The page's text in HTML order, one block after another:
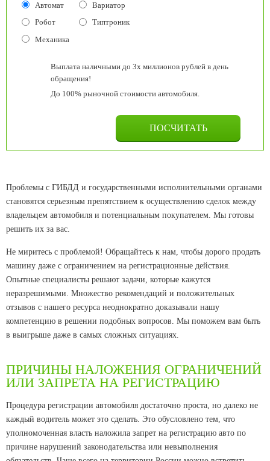
Автомат
Вариатор
Робот
Типтроник
Механика
Выплата наличными до 3х миллионов рублей в день
обращения!
До 100% рыночной стоимости автомобиля.
Проблемы с ГИБДД и государственными исполнительными органами
становятся серьезным препятствием к осуществлению сделок между
владельцем автомобиля и потенциальным покупателем. Мы готовы
решить их за вас.
Не миритесь с проблемой! Обращайтесь к нам, чтобы дорого продать
машину даже с ограничением на регистрационные действия.
Опытные специалисты решают задачи, которые кажутся
неразрешимыми. Множество рекомендаций и положительных
отзывов с нашего ресурса неоднократно доказывали нашу
компетенцию в решении подобных вопросов. Мы поможем вам быть
в выигрыше даже в самых сложных ситуациях.
ПРИЧИНЫ НАЛОЖЕНИЯ ОГРАНИЧЕНИЙ
ИЛИ ЗАПРЕТА НА РЕГИСТРАЦИЮ
Процедура регистрации автомобиля достаточно проста, но далеко не
каждый водитель может это сделать. Это обусловлено тем, что
уполномоченная власть наложила запрет на регистрацию авто по
причине нарушений законодательства или невыполнения